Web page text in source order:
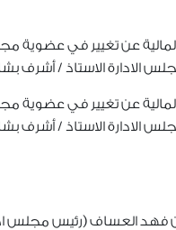
عن تغيير في عضوية
الادارة الاستاذ / أشرف
عن تغيير في عضوية
الادارة الاستاذ / أشرف
بن فهد العساف (رئيس مجلس